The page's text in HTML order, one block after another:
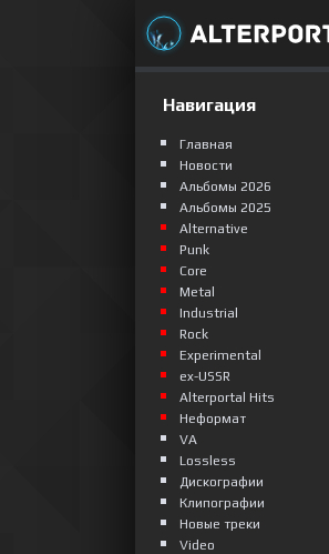
Навигация
Главная
Новости
Альбомы 2026
Альбомы 2025
Alternative
Punk
Сore
Metal
Industrial
Rock
Experimental
ex-USSR
Alterportal Hits
Неформат
VA
Lossless
Дискографии
Клипографии
Новые треки
Video